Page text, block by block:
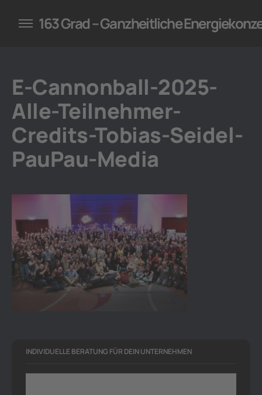
für Unternehmen
163 Grad – Ganzheitliche
E-Cannonball-2025-
Alle-Teilnehmer-
Credits-Tobias-Seidel-
PauPau-Media
INDIVIDUELLE BERATUNG FÜR DEIN UNTERNEHMEN